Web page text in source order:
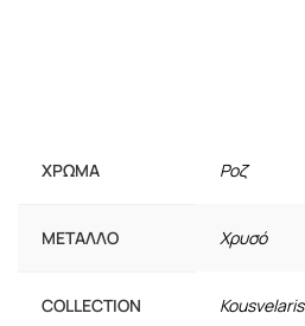
ΧΡΏΜΑ Ροζ
ΜΈΤΑΛΛΟ Χρυσό
COLLECTION Kousvelaris